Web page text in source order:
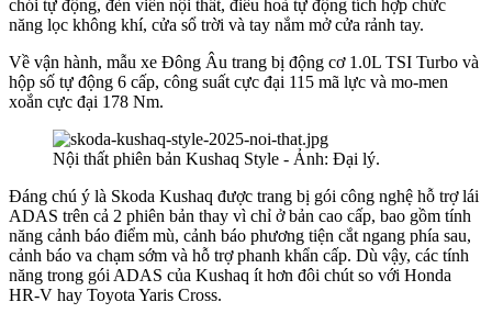
chói tự động, đèn viền nội thất, điều hoà tự động tích hợp chức
năng lọc không khí, cửa sổ trời và tay nắm mở cửa rảnh tay.
Về vận hành, mẫu xe Đông Âu trang bị động cơ 1.0L TSI Turbo và
hộp số tự động 6 cấp, công suất cực đại 115 mã lực và mo-men
xoắn cực đại 178 Nm.
Nội thất phiên bản Kushaq Style - Ảnh: Đại lý.
Đáng chú ý là Skoda Kushaq được trang bị gói công nghệ hỗ trợ lái
ADAS trên cả 2 phiên bản thay vì chỉ ở bản cao cấp, bao gồm tính
năng cảnh báo điểm mù, cảnh báo phương tiện cắt ngang phía sau,
cảnh báo va chạm sớm và hỗ trợ phanh khẩn cấp. Dù vậy, các tính
năng trong gói ADAS của Kushaq ít hơn đôi chút so với Honda
HR-V hay Toyota Yaris Cross.